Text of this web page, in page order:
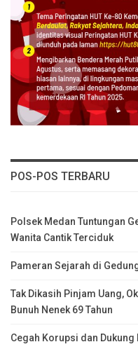
POS-POS TERBARU
Polsek Medan Tuntungan
Wanita Cantik Terciduk
Pameran Sejarah di
Tak Dikasih Pinjam Uang,
Bunuh Nenek 69 Tahun
Cegah Korupsi dan